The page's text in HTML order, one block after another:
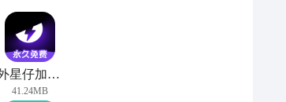
外星仔加速器
41.24MB